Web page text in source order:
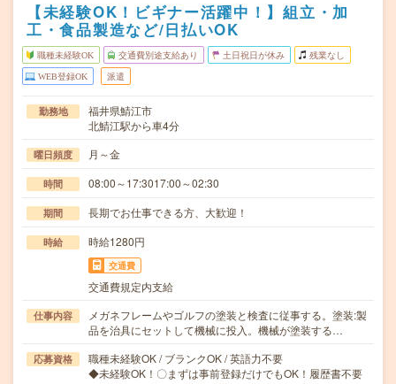
【未経験OK！ビギナー活躍中！】組立・加
工・食品製造など/日払いOK
職種未経験OK 交通費別途支給あり 土日祝日が休み 残業なし
WEB登録OK 派遣
勤務地
福井県鯖江市
北鯖江駅から車4分
曜日頻度 月～金
時間 08:00～17:3017:00～02:30
期間 長期でお仕事できる方、大歓迎！
時給 時給1280円
交通費
交通費規定内支給
仕事内容
メガネフレームやゴルフの塗装と検査に従事する。塗装:製
品を治具にセットして機械に投入。機械が塗装する…
応募資格
職種未経験OK / ブランクOK / 英語力不要
◆未経験OK！〇まずは事前登録だけでもOK！履歴書不要